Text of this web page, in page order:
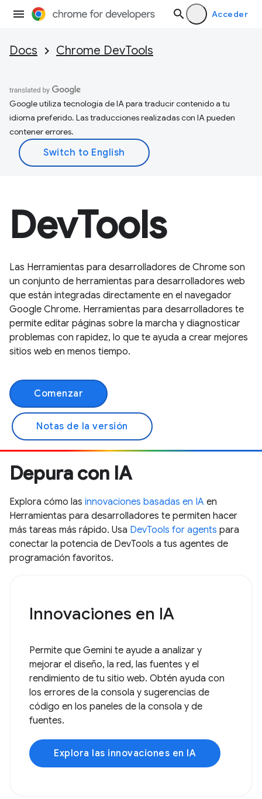
Acceder
Docs Chrome DevTools
Google utiliza tecnología de IA para traducir contenido a tu
idioma preferido. Las traducciones realizadas con IA pueden
contener errores.
DevTools
Las Herramientas para desarrolladores de Chrome son
un conjunto de herramientas para desarrolladores web
que están integradas directamente en el navegador
Google Chrome. Herramientas para desarrolladores te
permite editar páginas sobre la marcha y diagnosticar
problemas con rapidez, lo que te ayuda a crear mejores
sitios web en menos tiempo.
Comenzar
Notas de la versión
Depura con IA
Explora cómo las innovaciones basadas en IA en
Herramientas para desarrolladores te permiten hacer
más tareas más rápido. Usa DevTools for agents para
conectar la potencia de DevTools a tus agentes de
programación favoritos.
Innovaciones en IA
Permite que Gemini te ayude a analizar y
mejorar el diseño, la red, las fuentes y el
rendimiento de tu sitio web. Obtén ayuda con
los errores de la consola y sugerencias de
código en los paneles de la consola y de
fuentes.
Explora las innovaciones en IA